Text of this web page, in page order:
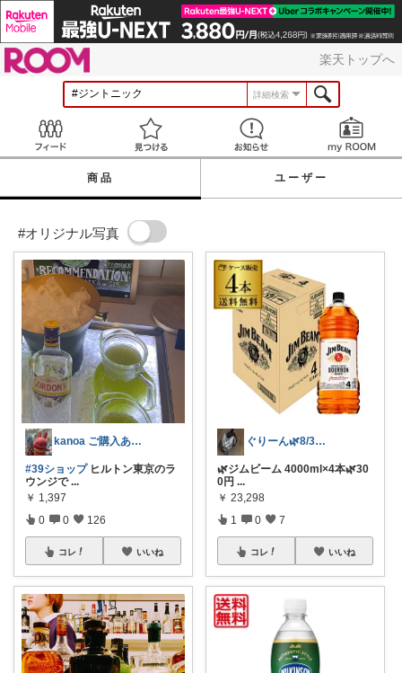
楽天トップへ
詳細検索
見つける お知らせ
商品 ユーザー
#オリジナル写真
kanoa ご購入ありがとうございます
#39ショップヒルトン東京のラ
ウンジで ...
￥ 1,397
0 0 126
コレ いいね
ぐりーん🌿8/3🍞ありがとう🙇‍♀
🌿ジムビーム 4000ml×4本🌿30
0円 ...
￥ 23,298
1 0 7
コレ いいね